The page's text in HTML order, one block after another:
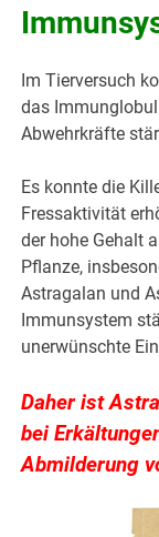
Im Tierversuch
das
Abwehrkräfte
Es konnte die
Fressaktivität
der hohe Gehalt
Pflanze,
Astragalan und
Immunsystem
unerwünschte
Daher ist
bei
Abmilderung